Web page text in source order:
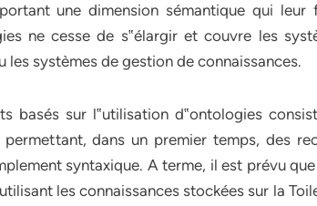
une dimension sémantique qui leur
ne cesse de s‟élargir et couvre les
les systèmes de gestion de connaissances.
basés sur l‟utilisation d‟ontologies
dans un premier temps, des
syntaxique. A terme, il est prévu
les connaissances stockées sur la